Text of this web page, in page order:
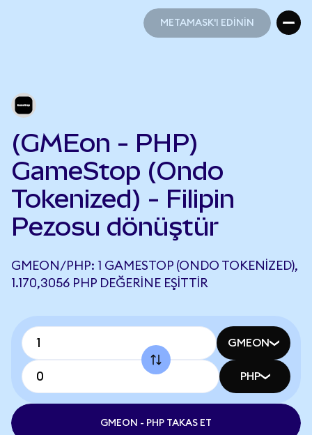
METAMASK'I EDİNİN
(GMEon - PHP)
GameStop (Ondo
Tokenized) - Filipin
Pezosu dönüştür
GMEON/PHP: 1 GAMESTOP (ONDO TOKENIZED),
1.170,3056 PHP DEĞERINE EŞITTIR
GMEON
PHP
GMEON - PHP TAKAS ET